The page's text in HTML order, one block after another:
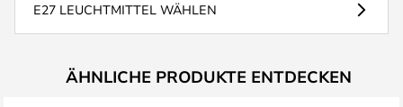
E27 LEUCHTMITTEL WÄHLEN
ÄHNLICHE PRODUKTE ENTDECKEN